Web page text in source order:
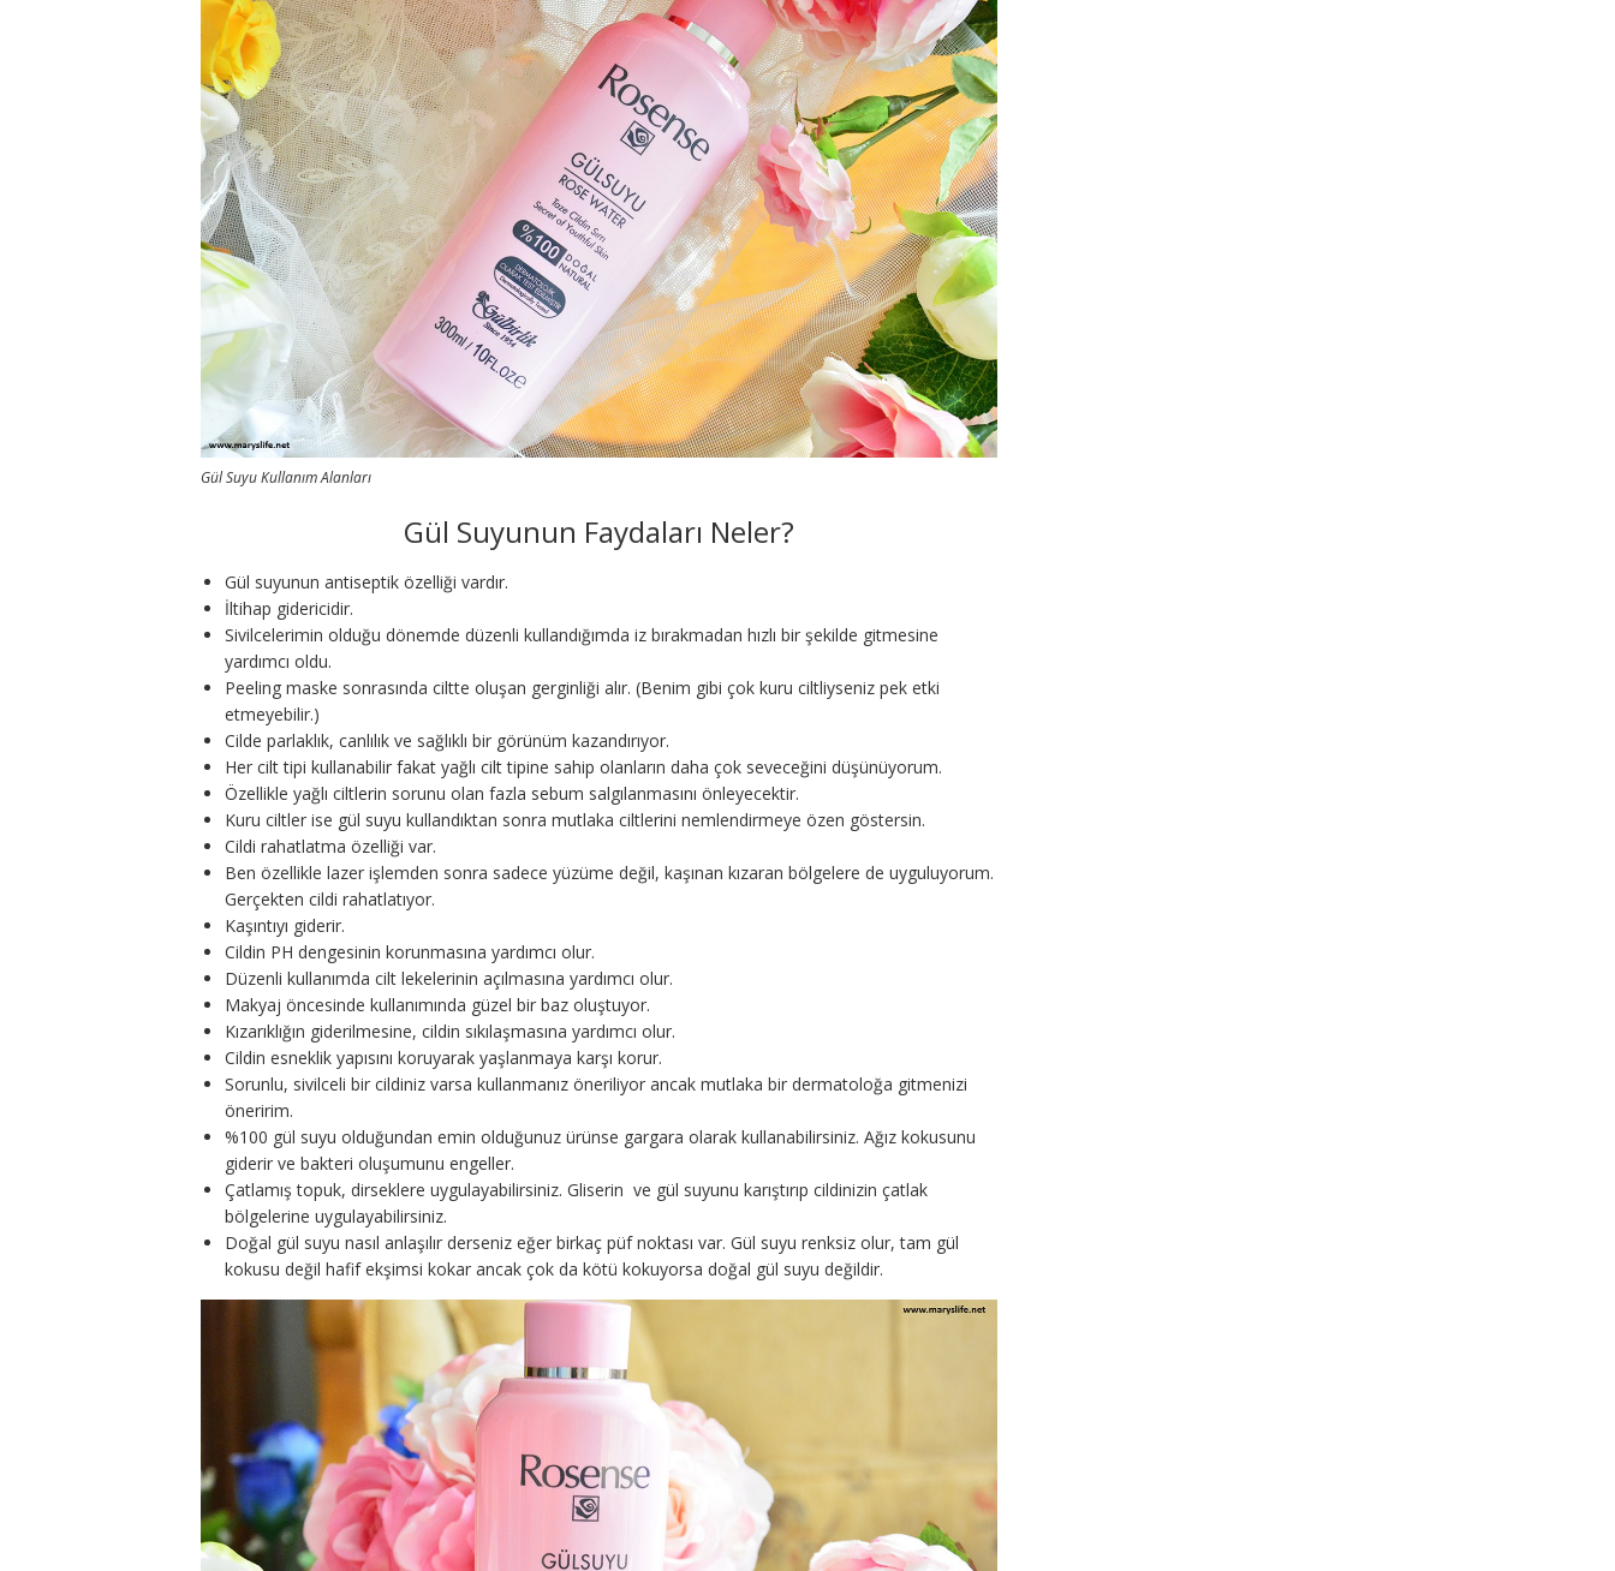
Gül Suyu Kullanım Alanları
Gül Suyunun Faydaları Neler?
Gül suyunun antiseptik özelliği vardır.
İltihap gidericidir.
Sivilcelerimin olduğu dönemde düzenli kullandığımda iz bırakmadan hızlı bir şekilde gitmesine
yardımcı oldu.
Peeling maske sonrasında ciltte oluşan gerginliği alır. (Benim gibi çok kuru ciltliyseniz pek etki
etmeyebilir.)
Cilde parlaklık, canlılık ve sağlıklı bir görünüm kazandırıyor.
Her cilt tipi kullanabilir fakat yağlı cilt tipine sahip olanların daha çok seveceğini düşünüyorum.
Özellikle yağlı ciltlerin sorunu olan fazla sebum salgılanmasını önleyecektir.
Kuru ciltler ise gül suyu kullandıktan sonra mutlaka ciltlerini nemlendirmeye özen göstersin.
Cildi rahatlatma özelliği var.
Ben özellikle lazer işlemden sonra sadece yüzüme değil, kaşınan kızaran bölgelere de uyguluyorum.
Gerçekten cildi rahatlatıyor.
Kaşıntıyı giderir.
Cildin PH dengesinin korunmasına yardımcı olur.
Düzenli kullanımda cilt lekelerinin açılmasına yardımcı olur.
Makyaj öncesinde kullanımında güzel bir baz oluştuyor.
Kızarıklığın giderilmesine, cildin sıkılaşmasına yardımcı olur.
Cildin esneklik yapısını koruyarak yaşlanmaya karşı korur.
Sorunlu, sivilceli bir cildiniz varsa kullanmanız öneriliyor ancak mutlaka bir dermatoloğa gitmenizi
öneririm.
%100 gül suyu olduğundan emin olduğunuz ürünse gargara olarak kullanabilirsiniz. Ağız kokusunu
giderir ve bakteri oluşumunu engeller.
Çatlamış topuk, dirseklere uygulayabilirsiniz. Gliserin ve gül suyunu karıştırıp cildinizin çatlak
bölgelerine uygulayabilirsiniz.
Doğal gül suyu nasıl anlaşılır derseniz eğer birkaç püf noktası var. Gül suyu renksiz olur, tam gül
kokusu değil hafif ekşimsi kokar ancak çok da kötü kokuyorsa doğal gül suyu değildir.